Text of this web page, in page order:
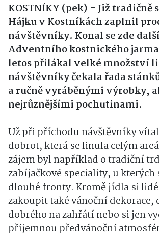
KOSTNÍKY (pek) - Již tradičně
Hájku v Kostníkách zaplnil
návštěvníky. Konal se zde
Adventního kostnického
letos přilákal velké množství
návštěvníky čekala řada
a ručně vyráběnými výrobky,
nejrůznějšími pochutinami.
Už při příchodu návštěvníky
dobrot, která se linula celým
zájem byl například o tradiční
zabíjačkové speciality, u kterých
dlouhé fronty. Kromě jídla si
zakoupit také vánoční dekorace,
dobrého na zahřátí nebo si jen
příjemnou předvánoční